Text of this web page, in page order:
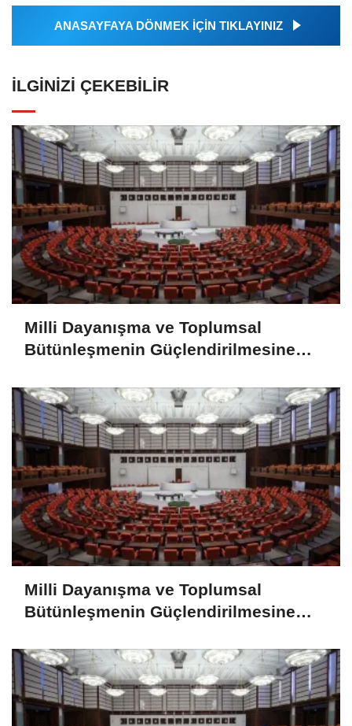
ANASAYFAYA DÖNMEK İÇİN TIKLAYINIZ
İLGINIZI ÇEKEBILIR
Milli Dayanışma ve Toplumsal
Bütünleşmenin Güçlendirilmesine
Komisyonunda
Milli Dayanışma ve Toplumsal
Bütünleşmenin Güçlendirilmesine
Komisyonunda